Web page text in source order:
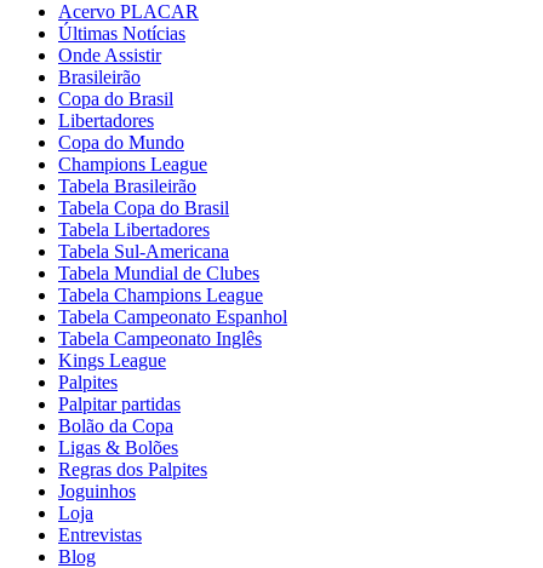
Acervo PLACAR
Últimas Notícias
Onde Assistir
Brasileirão
Copa do Brasil
Libertadores
Copa do Mundo
Champions League
Tabela Brasileirão
Tabela Copa do Brasil
Tabela Libertadores
Tabela Sul-Americana
Tabela Mundial de Clubes
Tabela Champions League
Tabela Campeonato Espanhol
Tabela Campeonato Inglês
Kings League
Palpites
Palpitar partidas
Bolão da Copa
Ligas & Bolões
Regras dos Palpites
Joguinhos
Loja
Entrevistas
Blog